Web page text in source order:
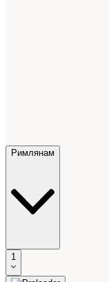
Римлянам
1